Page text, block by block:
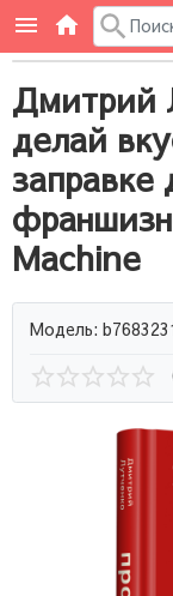
Дмитрий
делай
Machine
Модель: